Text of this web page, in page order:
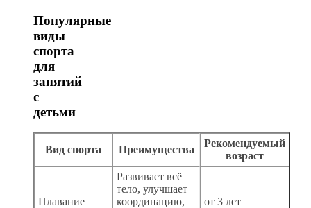
Популярные
виды
спорта
для
занятий
с
детьми
Вид спорта Преимущества
Рекомендуемый
возраст
Плавание
Развивает всё
тело, улучшает
координацию,
от 3 лет